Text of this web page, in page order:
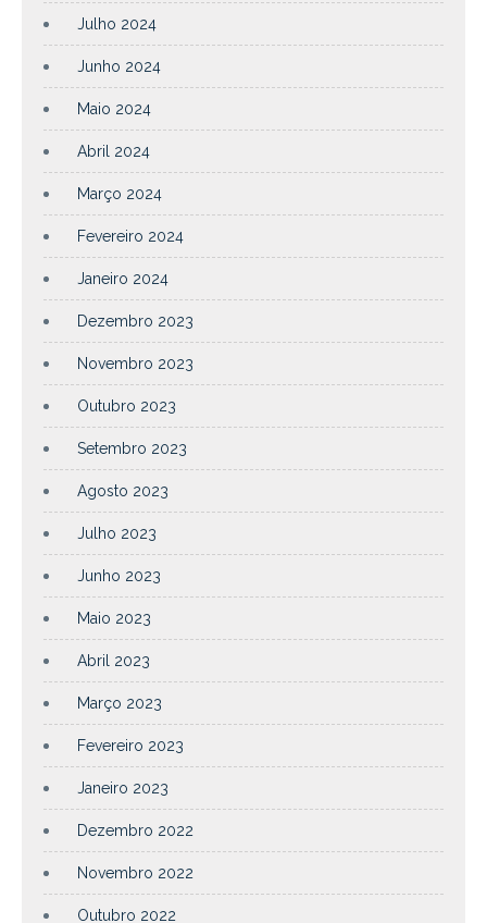
Julho 2024
Junho 2024
Maio 2024
Abril 2024
Março 2024
Fevereiro 2024
Janeiro 2024
Dezembro 2023
Novembro 2023
Outubro 2023
Setembro 2023
Agosto 2023
Julho 2023
Junho 2023
Maio 2023
Abril 2023
Março 2023
Fevereiro 2023
Janeiro 2023
Dezembro 2022
Novembro 2022
Outubro 2022